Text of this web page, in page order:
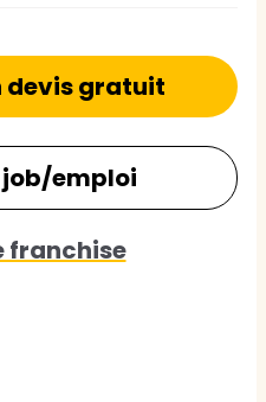
devis gratuit
job/emploi
franchise